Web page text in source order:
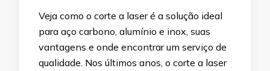
Veja como o corte a laser é a solução ideal
para aço carbono, alumínio e inox, suas
vantagens e onde encontrar um serviço de
qualidade. Nos últimos anos, o corte a laser